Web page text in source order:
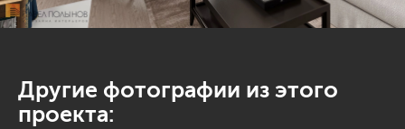
Другие фотографии из этого
проекта: